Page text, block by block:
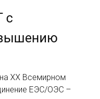
с
XX Всемирном
ЕЭС/ОЭС –